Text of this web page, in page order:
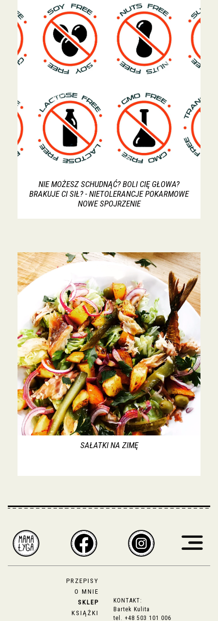
NIE MOŻESZ SCHUDNĄĆ? BOLI CIĘ GŁOWA?
BRAKUJE CI SIŁ? - NIETOLERANCJE POKARMOWE
NOWE SPOJRZENIE
SAŁATKI NA ZIMĘ
PRZEPISY
O MNIE
SKLEP
KSIĄŻKI
KONTAKT:
Bartek Kulita
tel. +48 503 101 006